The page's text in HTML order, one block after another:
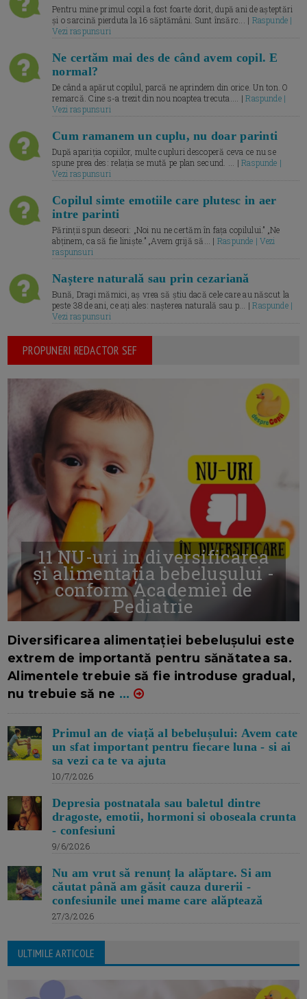
Pentru mine primul copil a fost foarte dorit, după ani de așteptări
și o sarcină pierduta la 16 săptămâni. Sunt însărc... | Raspunde |
Vezi raspunsuri
Ne certăm mai des de când avem copil. E
normal?
De când a apărut copilul, parcă ne aprindem din orice. Un ton. O
remarcă. Cine s-a trezit din nou noaptea trecuta.... |Raspunde |
Vezi raspunsuri
Cum ramanem un cuplu, nu doar parinti
După apariția copiilor, multe cupluri descoperă ceva ce nu se
spune prea des: relația se mută pe plan secund. ... |Raspunde |
Vezi raspunsuri
Copilul simte emotiile care plutesc in aer
intre parinti
Părinții spun deseori: „Noi nu ne certăm în fața copilului.” „Ne
abținem, ca să fie liniște.” „Avem grijă să... | Raspunde | Vezi
raspunsuri
Naștere naturală sau prin cezariană
Bună, Dragi mămici, aș vrea să știu dacă cele care au născut la
peste 38 de ani, ce ați ales: nașterea naturală sau p... |Raspunde |
Vezi raspunsuri
PROPUNERI REDACTOR SEF
11 NU-uri in diversificarea
și alimentația bebelușului -
conform Academiei de
Pediatrie
Diversificarea alimentației bebelușului este
extrem de importantă pentru sănătatea sa.
Alimentele trebuie să fie introduse gradual,
nu trebuie să ne ...
Primul an de viață al bebelușului: Avem cate
un sfat important pentru fiecare luna - si ai
sa vezi ca te va ajuta
10/7/2026
Depresia postnatala sau baletul dintre
dragoste, emotii, hormoni si oboseala crunta
- confesiuni
9/6/2026
Nu am vrut să renunț la alăptare. Si am
căutat până am găsit cauza durerii -
confesiunile unei mame care alăptează
27/3/2026
ULTIMILE ARTICOLE